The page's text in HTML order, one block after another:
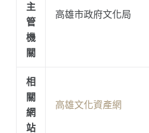
主
管
機
關
高雄市政府文化局
相
關
網
站
高雄文化資產網